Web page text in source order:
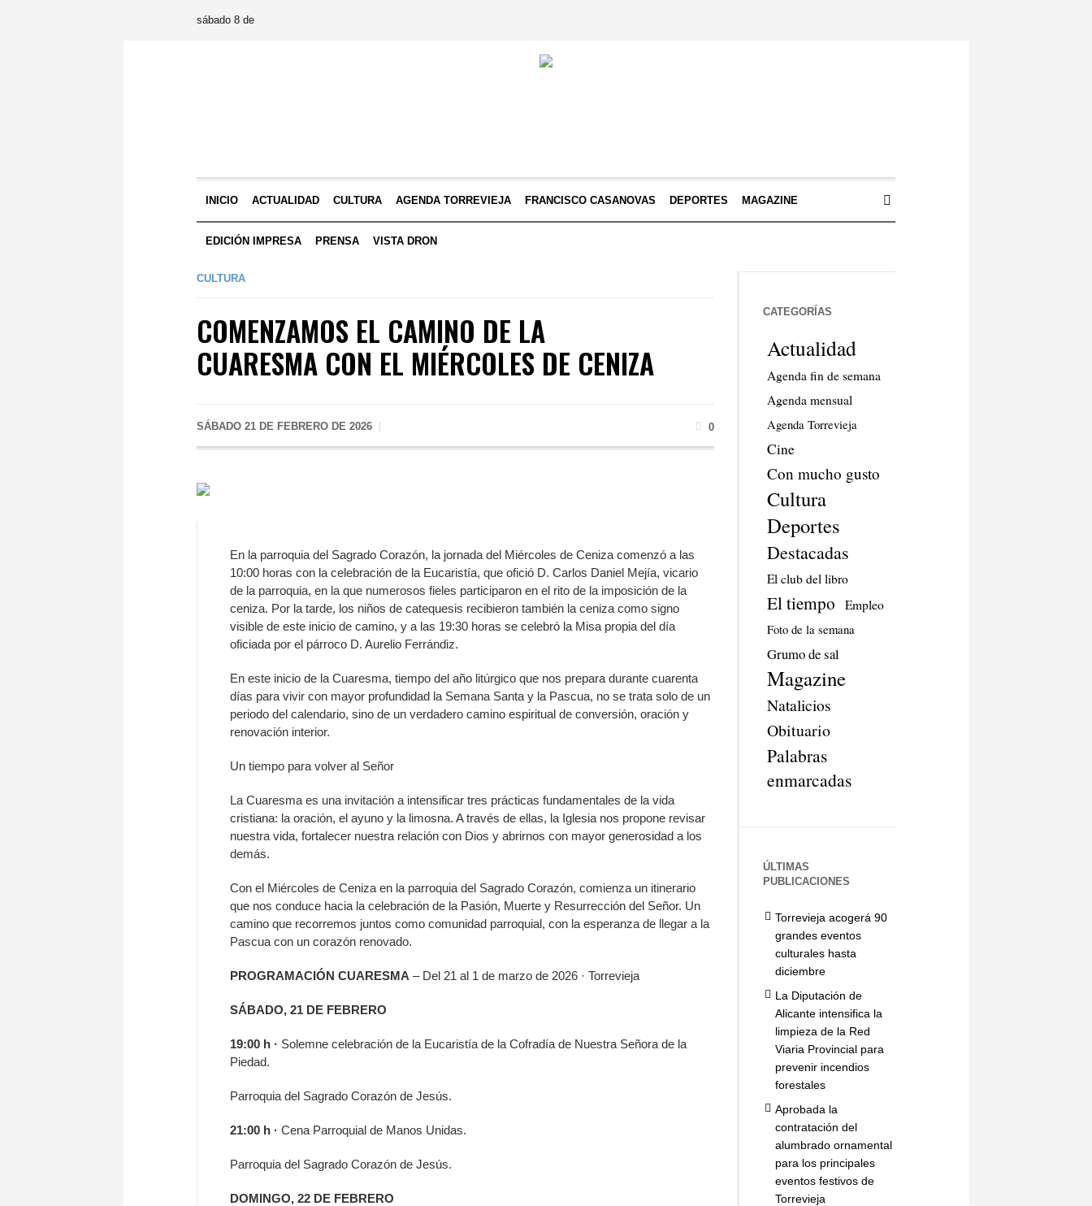
sábado 8 de
INICIO ACTUALIDAD CULTURA AGENDA TORREVIEJA FRANCISCO CASANOVAS DEPORTES MAGAZINE
EDICIÓN IMPRESA PRENSA VISTA DRON
CULTURA
COMENZAMOS EL CAMINO DE LA
CUARESMA CON EL MIÉRCOLES DE CENIZA
SÁBADO 21 DE FEBRERO DE 2026 0
En la parroquia del Sagrado Corazón, la jornada del Miércoles de Ceniza comenzó a las
10:00 horas con la celebración de la Eucaristía, que ofició D. Carlos Daniel Mejía, vicario
de la parroquia, en la que numerosos fieles participaron en el rito de la imposición de la
ceniza. Por la tarde, los niños de catequesis recibieron también la ceniza como signo
visible de este inicio de camino, y a las 19:30 horas se celebró la Misa propia del día
oficiada por el párroco D. Aurelio Ferrándiz.
En este inicio de la Cuaresma, tiempo del año litúrgico que nos prepara durante cuarenta
días para vivir con mayor profundidad la Semana Santa y la Pascua, no se trata solo de un
periodo del calendario, sino de un verdadero camino espiritual de conversión, oración y
renovación interior.
Un tiempo para volver al Señor
La Cuaresma es una invitación a intensificar tres prácticas fundamentales de la vida
cristiana: la oración, el ayuno y la limosna. A través de ellas, la Iglesia nos propone revisar
nuestra vida, fortalecer nuestra relación con Dios y abrirnos con mayor generosidad a los
demás.
Con el Miércoles de Ceniza en la parroquia del Sagrado Corazón, comienza un itinerario
que nos conduce hacia la celebración de la Pasión, Muerte y Resurrección del Señor. Un
camino que recorremos juntos como comunidad parroquial, con la esperanza de llegar a la
Pascua con un corazón renovado.
PROGRAMACIÓN CUARESMA – Del 21 al 1 de marzo de 2026 · Torrevieja
SÁBADO, 21 DE FEBRERO
19:00 h · Solemne celebración de la Eucaristía de la Cofradía de Nuestra Señora de la
Piedad.
Parroquia del Sagrado Corazón de Jesús.
21:00 h · Cena Parroquial de Manos Unidas.
Parroquia del Sagrado Corazón de Jesús.
DOMINGO, 22 DE FEBRERO
CATEGORÍAS
Actualidad
Agenda fin de semana
Agenda mensual
Agenda Torrevieja
Cine
Con mucho gusto
Cultura
Deportes
Destacadas
El club del libro
El tiempo Empleo
Foto de la semana
Grumo de sal
Magazine
Natalicios
Obituario
Palabras
enmarcadas
ÚLTIMAS
PUBLICACIONES
Torrevieja acogerá 90
grandes eventos
culturales hasta
diciembre
La Diputación de
Alicante intensifica la
limpieza de la Red
Viaria Provincial para
prevenir incendios
forestales
Aprobada la
contratación del
alumbrado ornamental
para los principales
eventos festivos de
Torrevieja